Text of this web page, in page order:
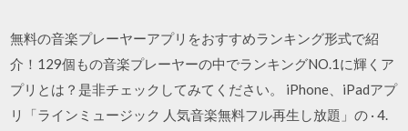
無料の音楽プレーヤーアプリをおすすめランキング形式で紹
介！129個もの音楽プレーヤーの中でランキングNO.1に輝くア
プリとは？是非チェックしてみてください。 iPhone、iPadアプ
リ「ラインミュージック 人気音楽無料フル再生し放題」の · 4.